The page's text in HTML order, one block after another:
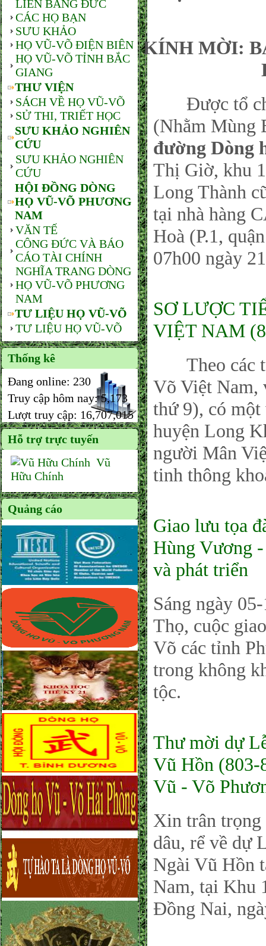
LIÊN BANG ĐỨC
CÁC HỌ BẠN
SƯU KHẢO
HỌ VŨ-VÕ ĐIỆN BIÊN
HỌ VŨ-VÕ TỈNH BẮC
GIANG
THƯ VIỆN
SÁCH VỀ HỌ VŨ-VÕ
SỬ THI, TRIẾT HỌC
SƯU KHẢO NGHIÊN
CỨU
SƯU KHẢO NGHIÊN
CỨU
HỘI ĐỒNG DÒNG
HỌ VŨ-VÕ PHƯƠNG
NAM
VĂN TẾ
CÔNG ĐỨC VÀ BÁO
CÁO TÀI CHÍNH
NGHĨA TRANG DÒNG
HỌ VŨ-VÕ PHƯƠNG
NAM
TƯ LIỆU HỌ VŨ-VÕ
TƯ LIỆU HỌ VŨ-VÕ
Thống kê
Đang online: 230
Truy cập hôm nay:5,173
Lượt truy cập: 16,707,015
Hỗ trợ trực tuyến
Vũ
Hữu Chính
Quảng cáo
KÍNH MỜI:
Được tổ
(Nhằm Mùng
đường Dòng
Thị Giờ, khu
Long Thành
tại nhà hàng
Hoà (P.1,
07h00 ngày
SƠ LƯỢC
VIỆT NAM
Theo các
Võ Việt Nam,
thứ 9), có
huyện Long
người Mân
tinh thông
Giao lưu tọa
Hùng Vương
và phát triển
Sáng ngày
Thọ, cuộc
Võ các tỉnh
trong không
tộc.
Thư mời dự
Vũ Hồn (803-
Vũ - Võ
Xin trân trọng
dâu, rể về dự
Ngài Vũ Hồn
Nam, tại Khu
Đồng Nai,